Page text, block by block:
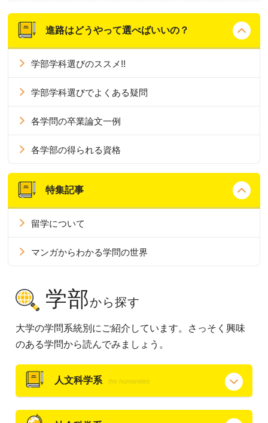
進路はどうやって選べばいいの？
学部学科選びのススメ!!
学部学科選びでよくある疑問
各学問の卒業論文一例
各学部の得られる資格
特集記事
留学について
マンガからわかる学問の世界
学部から探す
大学の学問系統別にご紹介しています。さっそく興味
のある学問から読んでみましょう。
人文科学系 the humanities